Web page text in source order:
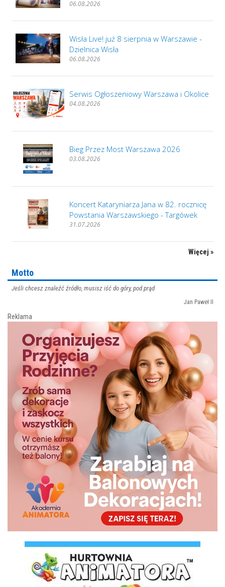
06.08.2026
Wisła Live! już 8 sierpnia w Warszawie -
Dzielnica Wisła
06.08.2026
Serwis Ogłoszeniowy Warszawa i Okolice
04.08.2026
Bieg Przez Most Warszawa 2026
03.08.2026
Koncert Kataryniarza Jana w 82. rocznicę
Powstania Warszawskiego - Targówek
31.07.2026
Więcej »
Motto
Jeśli chcesz znaleźć źródło, musisz iść do góry, pod prąd
Jan Paweł II
Reklama